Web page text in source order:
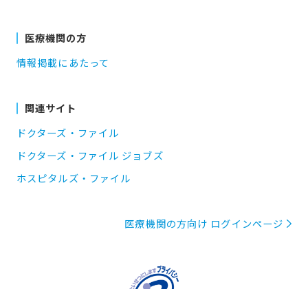
医療機関の方
情報掲載にあたって
関連サイト
ドクターズ・ファイル
ドクターズ・ファイル ジョブズ
ホスピタルズ・ファイル
医療機関の方向け ログインページ